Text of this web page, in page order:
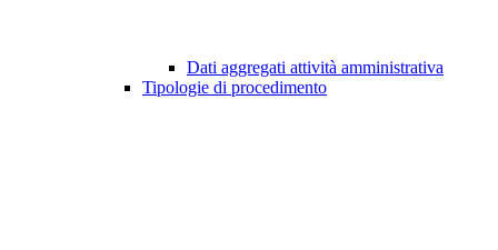
Dati aggregati attività amministrativa
Tipologie di procedimento